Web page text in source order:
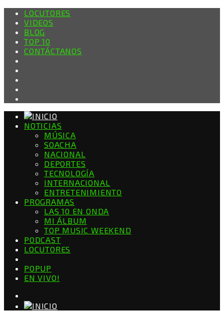
LOCUTORES
VIDEOS
BLOG
TOP 10
CONTÁCTANOS
NOTICIAS
MÚSICA
SOACHA
NACIONAL
DEPORTES
TECNOLOGÍA
INTERNACIONAL
ENTRETENIMIENTO
PROGRAMAS
LAS 10 EN ONDA
MI ÁLBUM
TOP MUSIC WEEKEND
PODCAST
LOCUTORES
POPUP
EN VIVO!